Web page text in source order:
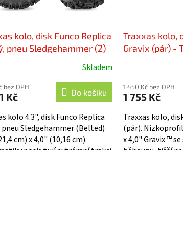
kolo, disk Funco Replica
pneu Sledgehammer (2)
Skladem
bez DPH
Kč Do košíku
kolo 4.3", disk Funco Replica
pneu Sledgehammer (Belted)
cm) x 4,0" (10,16 cm).
poskytují extrémní trakci
Traxxas kolo,
Gravix (pár) -
1 450 Kč bez DPH
1 755 Kč
Traxxas kolo,
(pár).
x 4,0" Gravix ™
běhounu, tišší